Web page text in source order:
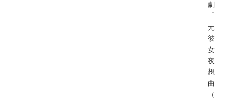
劇
「
元
彼
女
夜
想
曲
（